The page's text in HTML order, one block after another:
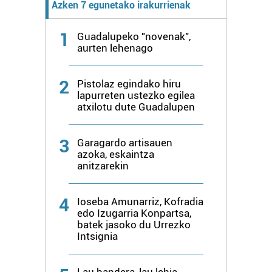
duten interes legitimoa eta horren aurka nola egin
Lortu zure datu pertsonalak prozesatzeko moduari
buruzko informazio gehiago eta ezarri zure lehentasunak
datuen atalean. Edozein unetan alda edo ken dezakezu
zure baimena Cookieen adierazpenean.
Webgune honek cookie propioak eta hirugarrenen cookie-
fitxategiak erabiltzen ditu. Zure esperientzia eta
zerbitzuak hobetzeko asmoz, cookie teknologiaz
baliatzen gara. Ohar hau onartuz gero, teknologia hori
erabiltzeko baimen esplizitua ematen diguzu.
Azken 7 egunetako irakurrienak
1
Guadalupeko "novenak",
aurten lehenago
2
Pistolaz egindako hiru
lapurreten ustezko egilea
atxilotu dute Guadalupen
3
Garagardo artisauen
azoka, eskaintza
anitzarekin
4
Ioseba Amunarriz, Kofradia
edo Izugarria Konpartsa,
batek jasoko du Urrezko
Intsignia